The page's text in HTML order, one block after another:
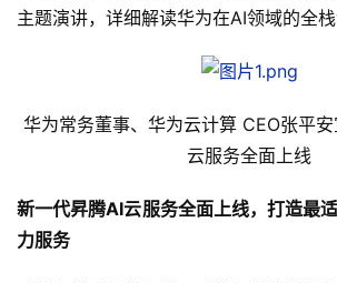
主题演讲，详细解读华为在AI领域的全栈
华为常务董事、华为云计算 CEO张平
云服务全面上线
新一代昇腾AI云服务全面上线，打造最
力服务